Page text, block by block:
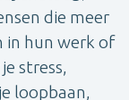
die meer
in hun werk of
stress,
loopbaan,